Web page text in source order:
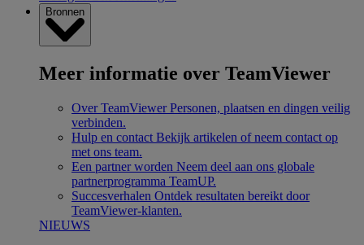
Bronnen
Meer informatie over TeamViewer
Over TeamViewer Personen, plaatsen en dingen veilig
verbinden.
Hulp en contact Bekijk artikelen of neem contact op
met ons team.
Een partner worden Neem deel aan ons globale
partnerprogramma TeamUP.
Succesverhalen Ontdek resultaten bereikt door
TeamViewer-klanten.
NIEUWS